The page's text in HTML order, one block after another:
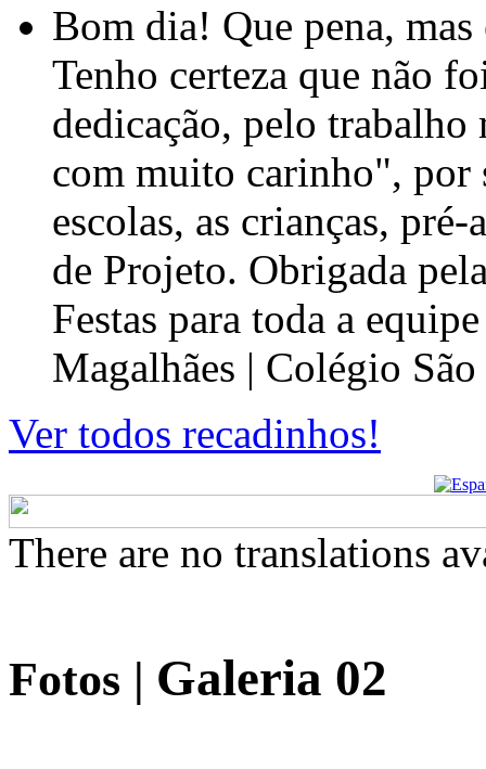
Bom dia! Que pena,
Tenho certeza que não
dedicação, pelo
com muito carinho", por
escolas, as crianças, pré-
de Projeto. Obrigada
Festas para toda a
Magalhães | Colégio
Ver todos recadinhos!
There are no translations
Fotos | Galeria 02